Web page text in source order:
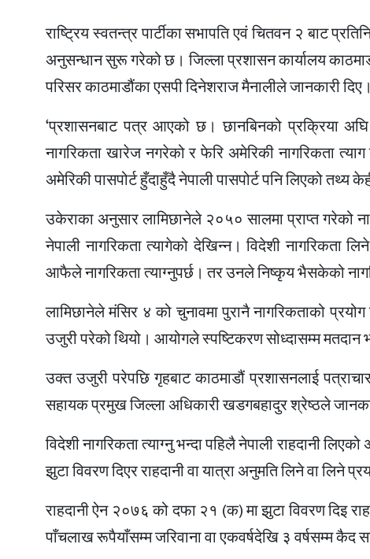
राष्ट्रिय स्वतन्त्र पार्टीका सभापति एवं चितवन २ बाट
अनुसन्धान सुरू गरेको छ। जिल्ला प्रशासन कार्यालय
परिसर काठमाडौंका एसपी दिनेशराज मैनालीले जानकारी दिए।
‘प्रशासनबाट पत्र आएको छ। छानबिनको प्रक्रिया
नागरिकता खारेज नगरेको र फेरि अमेरिकी नागरिकता
अमेरिकी पासपोर्ट हुँदाहुँदै नेपाली पासपोर्ट पनि लिएको
उकेराका अनुसार लामिछानेले २०५० सालमा प्राप्त गरेको
नेपाली नागरिकता त्यागेको देखिन्न। विदेशी नागरिकता
आफैले नागरिकता त्याग्नुपर्छ। तर उनले निष्कृय भैसकेको
लामिछानेले मंसिर ४ को चुनावमा पुरानै नागरिकताको
उजुरी परेको थियो। आयोगले स्पष्टिकरण सोध्दासम्म
उक्त उजुरी परेपछि गृहबाट काठमाडौं प्रशासनलाई
सहायक प्रमुख जिल्ला अधिकारी खडगबहादुर श्रेष्ठले
विदेशी नागरिकता त्याग्नु भन्दा पहिलै नेपाली राहदानी
झुटा विवरण दिएर राहदानी वा यात्रा अनुमति लिने वा लिने
राहदानी ऐन २०७६ को दफा २१ (क) मा झुटा विवरण दिइ
पाँचलाख रूपैयाँसम्म जरिवाना वा एकवर्षदेखि ३ वर्षसम्म